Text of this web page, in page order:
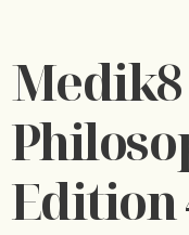
Medik8
Edition